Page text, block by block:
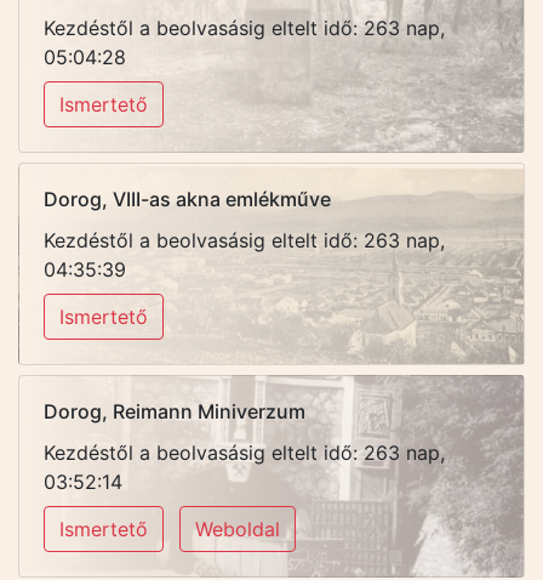
Kezdéstől a beolvasásig eltelt idő: 263 nap,
05:04:28
Ismertető
Dorog, VIII-as akna emlékműve
Kezdéstől a beolvasásig eltelt idő: 263 nap,
04:35:39
Ismertető
Dorog, Reimann Miniverzum
Kezdéstől a beolvasásig eltelt idő: 263 nap,
03:52:14
Ismertető
Weboldal